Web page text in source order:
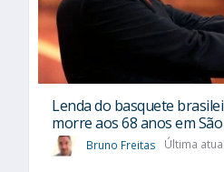
Lenda do basquete
morre aos 68 anos em
Bruno Freitas Última